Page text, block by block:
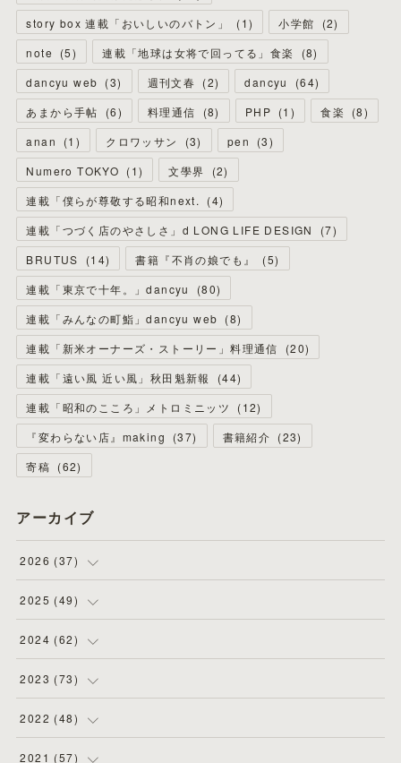
story box 連載「おいしいのバトン」
(1) 小学館 (2)
note
(5) 連載「地球は女将で回ってる」食楽 (8)
dancyu web (3) 週刊文春 (2) dancyu (64)
あまから手帖
(6) 料理通信 (8) PHP (1 ) 食楽 (8)
anan
(1 ) クロワッサン (3) pen (3)
Numero TOKYO (1) 文學界 (2)
連載「僕らが尊敬する昭和next.
(4)
連載「つづく店のやさしさ」d LONG LIFE DESIGN
(7)
BRUTUS
(14) 書籍『不肖の娘でも』 (5)
連載「東京で十年。」dancyu
(80)
連載「みんなの町鮨」dancyu web (8)
連載「新米オーナーズ・ストーリー」料理通信
(20)
連載「遠い風 近い風」秋田魁新報
(44)
連載「昭和のこころ」メトロミニッツ
(12)
『変わらない店』making
(37) 書籍紹介 (23)
寄稿 (62)
アーカイブ
2026 (37)
(4)
(8)
(2)
( 11
2025 (49)
(3)
(4)
(3)
(4)
2024 (62)
(4)
(5)
(5)
2023 (73)
(8)
(6)
2022 (48)
(4)
2021 (57)